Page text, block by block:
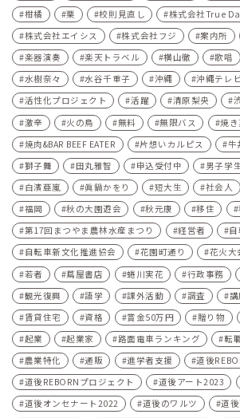
柑橘
栗 校則見直し
株式会社True
株式会社エイシス
株式会社フジ 案内所
楽器演奏
楽天トラベル 横山徹 歌唱
水樹奈々
水谷千重子 沖縄 沖縄テレ
活性化プロジェクト
活躍 清原梨央
激辛
火の鳥 無料 無限バス
焼
焼肉&BAR BEEF EATER
片想いカルピス 牛
獅子舞
田丸雅智 申込受付中 男子学
白濱亜嵐
眞鍋かをり 短大生 社会人
福岡
秋の大園遊会 秋元康 移住
第17回まつやま農林水産まつり
経営者
自転車新文化推進協会
花園町通り 花火大
若者
蔦屋書店 蜷川実花 行政事務
観光復興
語学 課外活動 調査 講
賃貸住宅
資格 賞金50万円 贈り物
起業
起業家 路面電車ランキング 転
農業特化
通販 進学者支援
道後
道後REBORNプロジェクト
道後アート2023
道後オンセナート2022
道後のワルツ 道